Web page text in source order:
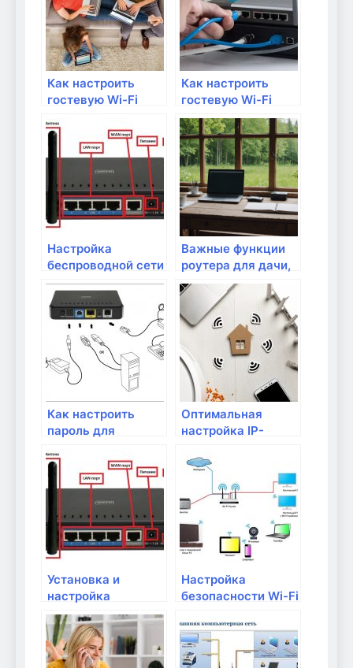
Как настроить
гостевую Wi-Fi
Как настроить
гостевую Wi-Fi
сеть на роутере?
Настройка
беспроводной сети
Wi-Fi на маке
Важные функции
роутера для дачи,
о которых нужно
знать
Как настроить
пароль для
сети?
Оптимальная
настройка IP-
локальной сети
Установка и
настройка
маршрутизатора:
пошаговое
руководство
Настройка
безопасности Wi-Fi
рекомендации